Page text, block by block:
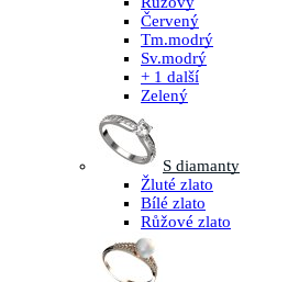
Červený
Tm.modrý
Sv.modrý
+ 1 další
Zelený
S diamanty
Žluté zlato
Bílé zlato
Růžové zlato